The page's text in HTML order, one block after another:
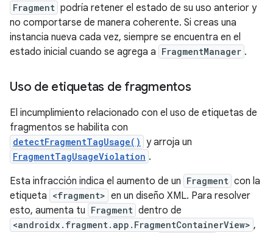
Fragment podría retener el estado de su uso anterior y
no comportarse de manera coherente. Si creas una
instancia nueva cada vez, siempre se encuentra en el
estado inicial cuando se agrega a FragmentManager .
Uso de etiquetas de fragmentos
El incumplimiento relacionado con el uso de etiquetas de
fragmentos se habilita con
detectFragmentTagUsage() y arroja un
FragmentTagUsageViolation .
Esta infracción indica el aumento de un Fragment con la
etiqueta <fragment> en un diseño XML. Para resolver
esto, aumenta tu Fragment dentro de
<androidx.fragment.app.FragmentContainerView> ,